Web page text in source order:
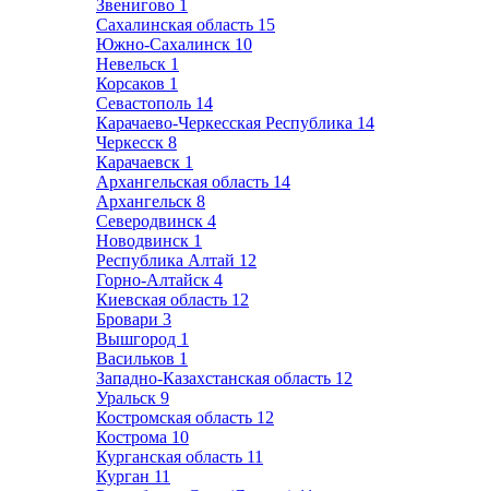
Звенигово 1
Сахалинская область 15
Южно-Сахалинск 10
Невельск 1
Корсаков 1
Севастополь 14
Карачаево-Черкесская Республика 14
Черкесск 8
Карачаевск 1
Архангельская область 14
Архангельск 8
Северодвинск 4
Новодвинск 1
Республика Алтай 12
Горно-Алтайск 4
Киевская область 12
Бровари 3
Вышгород 1
Васильков 1
Западно-Казахстанская область 12
Уральск 9
Костромская область 12
Кострома 10
Курганская область 11
Курган 11